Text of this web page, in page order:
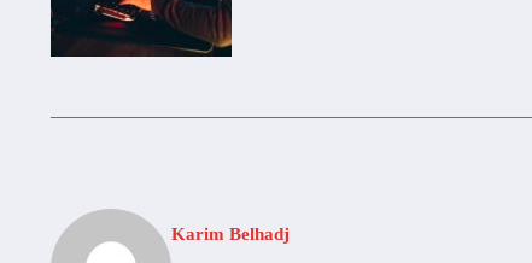
Karim Belhadj